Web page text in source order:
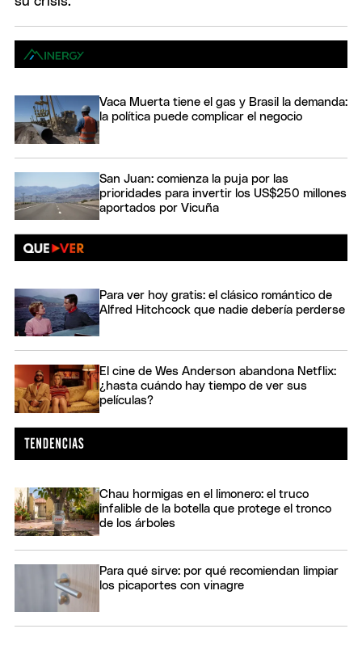
Vaca Muerta tiene el gas y Brasil la demanda:
la política puede complicar el negocio
San Juan: comienza la puja por las
prioridades para invertir los US$250 millones
aportados por Vicuña
Para ver hoy gratis: el clásico romántico de
Alfred Hitchcock que nadie debería perderse
El cine de Wes Anderson abandona Netflix:
¿hasta cuándo hay tiempo de ver sus
películas?
Chau hormigas en el limonero: el truco
infalible de la botella que protege el tronco
de los árboles
Para qué sirve: por qué recomiendan limpiar
los picaportes con vinagre